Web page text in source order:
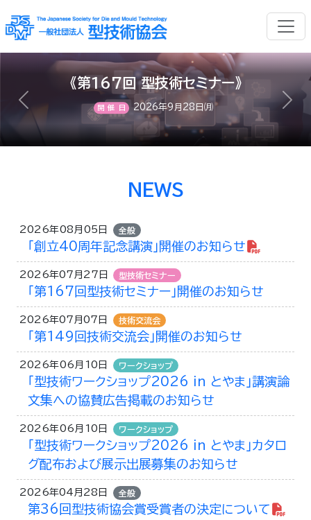
《第167回 型技術セミナー》
開催日 2026年9月28日㈪
前へ 次へ
NEWS
2026年08月05日 全般
「創立40周年記念講演」開催のお知らせ
2026年07月27日 型技術セミナー
「第167回型技術セミナー」開催のお知らせ
2026年07月07日 技術交流会
「第149回技術交流会」開催のお知らせ
2026年06月10日 ワークショップ
「型技術ワークショップ2026 in とやま」講演論
文集への協賛広告掲載のお知らせ
2026年06月10日 ワークショップ
「型技術ワークショップ2026 in とやま」カタロ
グ配布および展示出展募集のお知らせ
2026年04月28日 全般
第36回型技術協会賞受賞者の決定について